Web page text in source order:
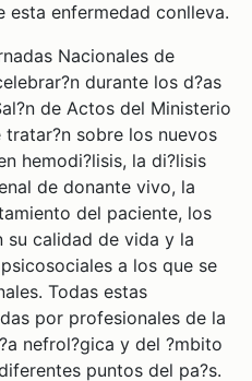
esta enfermedad conlleva.
Nacionales de
durante los d?as
de Actos del Ministerio
sobre los nuevos
hemodi?lisis, la di?lisis
de donante vivo, la
del paciente, los
su calidad de vida y la
a los que se
Todas estas
por profesionales de la
nefrol?gica y del ?mbito
puntos del pa?s.